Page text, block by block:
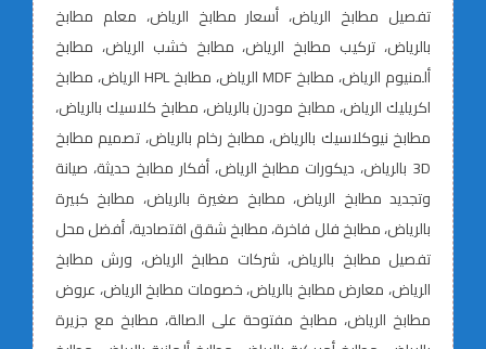
تفصيل مطابخ الرياض، أسعار مطابخ الرياض، معلم مطابخ
بالرياض، تركيب مطابخ الرياض، مطابخ خشب الرياض، مطابخ
ألمنيوم الرياض، مطابخ MDF الرياض، مطابخ HPL الرياض، مطابخ
اكريليك الرياض، مطابخ مودرن بالرياض، مطابخ كلاسيك بالرياض،
مطابخ نيوكلاسيك بالرياض، مطابخ رخام بالرياض، تصميم مطابخ
3D بالرياض، ديكورات مطابخ الرياض، أفكار مطابخ حديثة، صيانة
وتجديد مطابخ الرياض، مطابخ صغيرة بالرياض، مطابخ كبيرة
بالرياض، مطابخ فلل فاخرة، مطابخ شقق اقتصادية، أفضل محل
تفصيل مطابخ بالرياض، شركات مطابخ الرياض، ورش مطابخ
الرياض، معارض مطابخ بالرياض، خصومات مطابخ الرياض، عروض
مطابخ الرياض، مطابخ مفتوحة على الصالة، مطابخ مع جزيرة